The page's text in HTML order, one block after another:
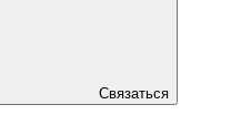
Связаться